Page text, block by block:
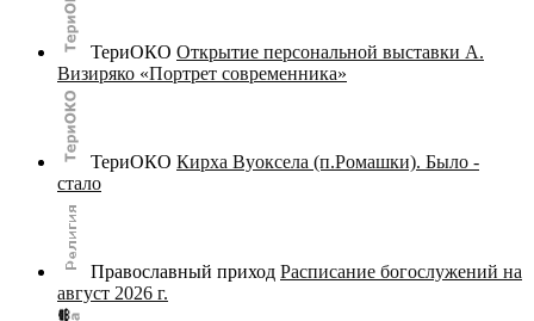
ТериОКО Открытие персональной выставки А.
Визиряко «Портрет современника»
ТериОКО Кирха Вуоксела (п.Ромашки). Было -
стало
Православный приход Расписание богослужений на
август 2026 г.